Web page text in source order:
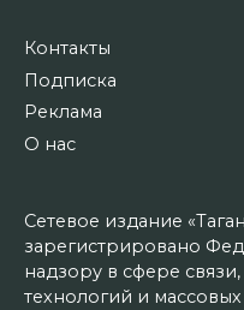
Контакты
Подписка
Реклама
О нас
Сетевое издание
зарегистрировано
надзору в сфере
технологий и